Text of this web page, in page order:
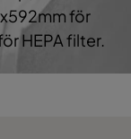
för
HEPA filter.